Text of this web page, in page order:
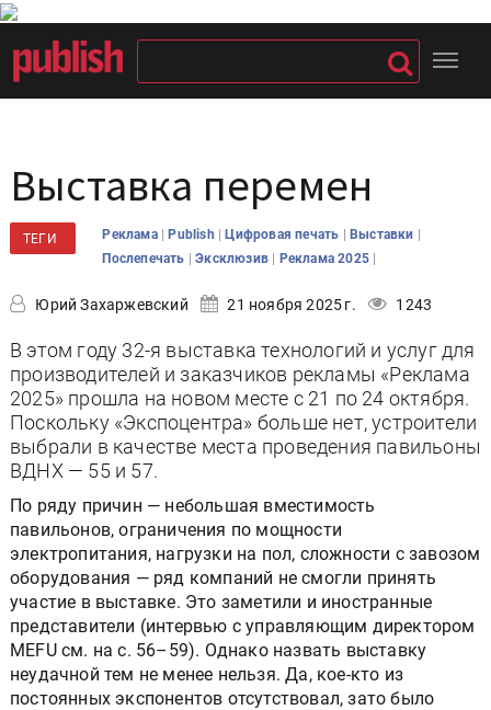
Выставка перемен
ТЕГИ Реклама |Publish |Цифровая печать |Выставки |
Послепечать |Эксклюзив | Реклама 2025 |
Юрий Захаржевский 21 ноября 2025 г. 1243
В этом году 32-я выставка технологий и услуг для
производителей и заказчиков рекламы «Реклама
2025» прошла на новом месте с 21 по 24 октября.
Поскольку «Экспоцентра» больше нет, устроители
выбрали в качестве места проведения павильоны
ВДНХ — 55 и 57.
По ряду причин — небольшая вместимость
павильонов, ограничения по мощности
электропитания, нагрузки на пол, сложности с завозом
оборудования — ряд компаний не смогли принять
участие в выставке. Это заметили и иностранные
представители (интервью с управляющим директором
MEFU см. на с. 56–59). Однако назвать выставку
неудачной тем не менее нельзя. Да, кое-кто из
постоянных экспонентов отсутствовал, зато было